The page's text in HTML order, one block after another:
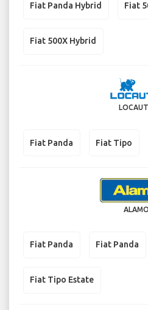
Fiat Panda Hybrid Fiat
Fiat 500X Hybrid
Fiat Panda Fiat Tipo
Fiat Panda Fiat Panda
Fiat Tipo Estate